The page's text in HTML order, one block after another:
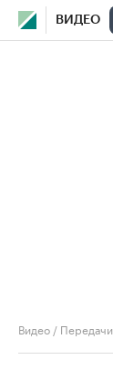
ВИДЕО
Видео / Передачи